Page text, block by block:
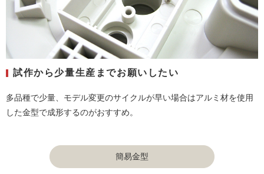
試作から少量生産までお願いしたい
多品種で少量、モデル変更のサイクルが早い場合はアルミ材を使用
した金型で成形するのがおすすめ。
簡易金型